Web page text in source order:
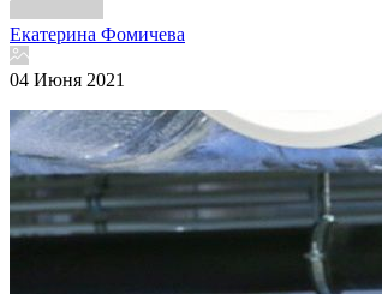
Екатерина Фомичева
04 Июня 2021